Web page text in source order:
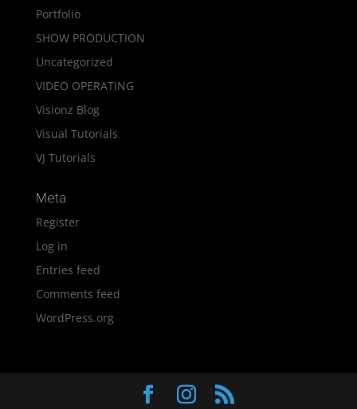
Portfolio
SHOW PRODUCTION
Uncategorized
VIDEO OPERATING
Visionz Blog
Visual Tutorials
VJ Tutorials
Meta
Register
Log in
Entries feed
Comments feed
WordPress.org